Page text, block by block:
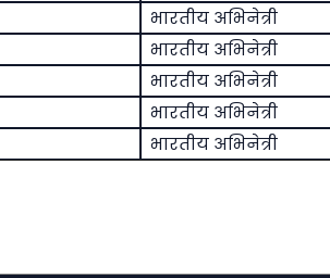
भारतीय अभिनेत्री
भारतीय अभिनेत्री
भारतीय अभिनेत्री
भारतीय अभिनेत्री
भारतीय अभिनेत्री